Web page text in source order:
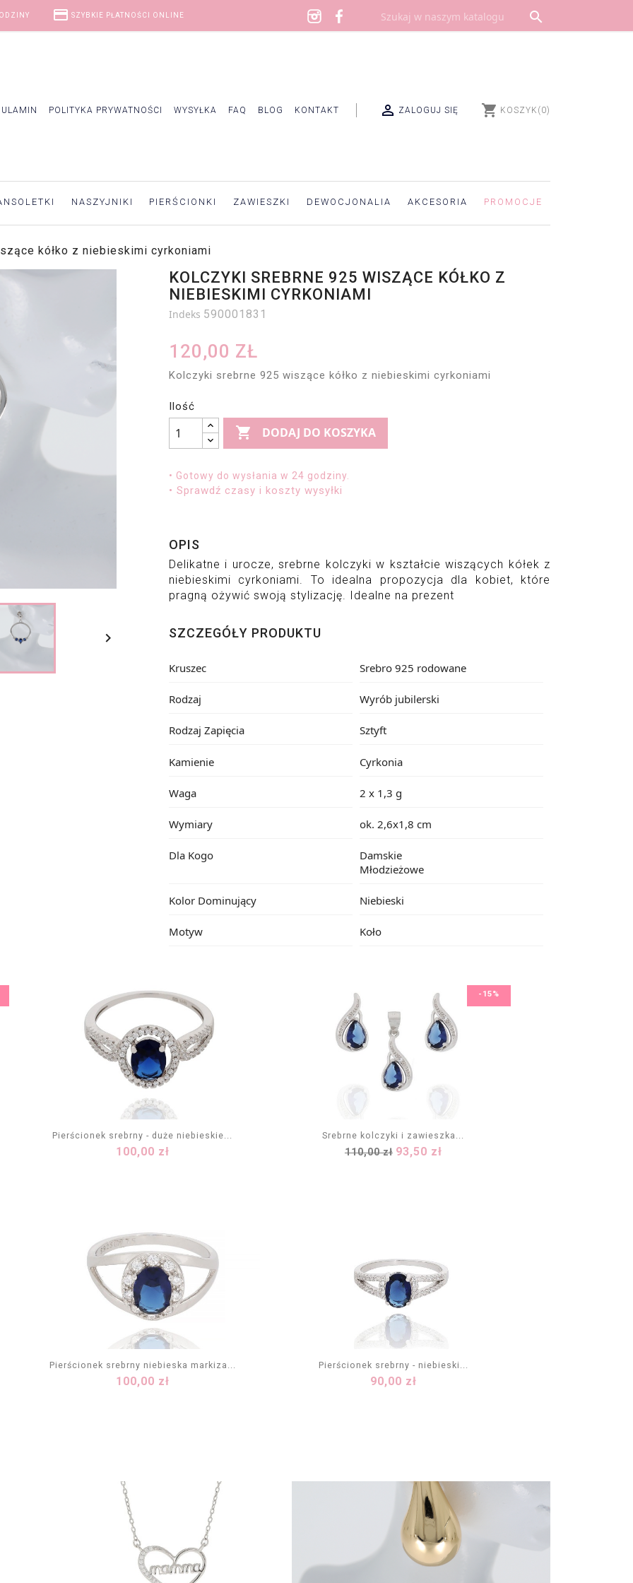
credit_card SZYBKIE PŁATNOŚCI ONLINE 
POLITYKA PRYWATNOŚCI WYSYŁKA FAQ BLOG KONTAKT  ZALOGUJ SIĘ shopping_cart KOSZYK (0)
NASZYJNIKI PIERŚCIONKI ZAWIESZKI DEWOCJONALIA AKCESORIA PROMOCJE
kółko z niebieskimi cyrkoniami

KOLCZYKI SREBRNE 925 WISZĄCE KÓŁKO Z
NIEBIESKIMI CYRKONIAMI
Indeks 590001831
120,00 ZŁ
Kolczyki srebrne 925 wiszące kółko z niebieskimi cyrkoniami
Ilość
 DODAJ DO KOSZYKA
• Gotowy do wysłania w 24 godziny.
• Sprawdź czasy i koszty wysyłki
OPIS
Delikatne i urocze, srebrne kolczyki w kształcie wiszących kółek z
niebieskimi cyrkoniami. To idealna propozycja dla kobiet, które
pragną ożywić swoją stylizację. Idealne na prezent
SZCZEGÓŁY PRODUKTU
Kruszec Srebro 925 rodowane
Rodzaj Wyrób jubilerski
Rodzaj Zapięcia Sztyft
Kamienie Cyrkonia
Waga 2 x 1,3 g
Wymiary ok. 2,6x1,8 cm
Dla Kogo
Damskie
Młodzieżowe
Kolor Dominujący Niebieski
Motyw Koło
Pierścionek srebrny - duże niebieskie...
Cena
100,00 zł
DODAJ DO KOSZYKA
Srebrne kolczyki i zawieszka...
Cena
110,00 zł Cena
93,50 zł
-15%
DODAJ DO KOSZYKA
Pierścionek srebrny niebieska markiza...
Cena
100,00 zł
DODAJ DO KOSZYKA
Pierścionek srebrny - niebieski...
Cena
90,00 zł
DODAJ DO KOSZYKA